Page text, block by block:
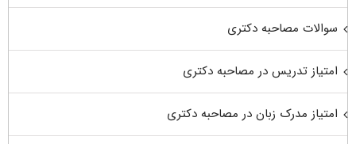
سوالات مصاحبه دکتری
امتیاز تدریس در مصاحبه دکتری
امتیاز مدرک زبان در مصاحبه دکتری